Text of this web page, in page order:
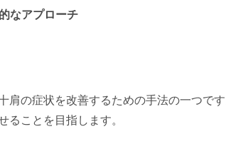
なアプローチ
肩の症状を改善するための手法の一つで
ることを目指します。